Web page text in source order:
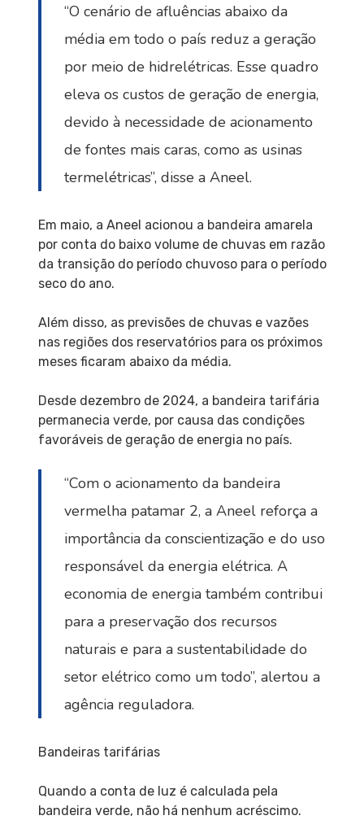
“O cenário de afluências abaixo da
média em todo o país reduz a geração
por meio de hidrelétricas. Esse quadro
eleva os custos de geração de energia,
devido à necessidade de acionamento
de fontes mais caras, como as usinas
termelétricas”, disse a Aneel.
Em maio, a Aneel acionou a bandeira amarela
por conta do baixo volume de chuvas em razão
da transição do período chuvoso para o período
seco do ano.
Além disso, as previsões de chuvas e vazões
nas regiões dos reservatórios para os próximos
meses ficaram abaixo da média.
Desde dezembro de 2024, a bandeira tarifária
permanecia verde, por causa das condições
favoráveis de geração de energia no país.
“Com o acionamento da bandeira
vermelha patamar 2, a Aneel reforça a
importância da conscientização e do uso
responsável da energia elétrica. A
economia de energia também contribui
para a preservação dos recursos
naturais e para a sustentabilidade do
setor elétrico como um todo”, alertou a
agência reguladora.
Bandeiras tarifárias
Quando a conta de luz é calculada pela
bandeira verde, não há nenhum acréscimo.